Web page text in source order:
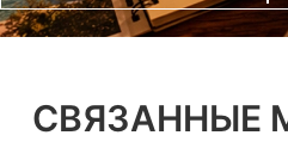
СВЯЗАННЫЕ